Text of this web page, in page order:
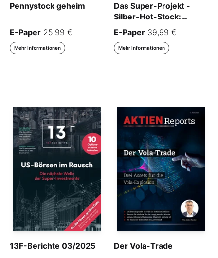
Pennystock geheim
E-Paper 25,99 €
Mehr Informationen
Das Super-Projekt -
Silber-Hot-Stock:
Multibagger EXTREM
E-Paper 39,99 €
Mehr Informationen
13F-Berichte 03/2025 Der Vola-Trade